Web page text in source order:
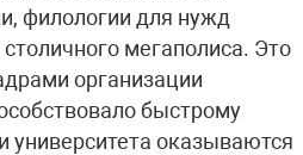
филологии для нужд
мегаполиса. Это
организации
быстрому
университета оказываются